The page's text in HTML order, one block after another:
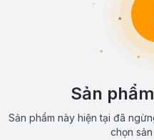
Sản
Sản phẩm này hiện tại đã
chọn